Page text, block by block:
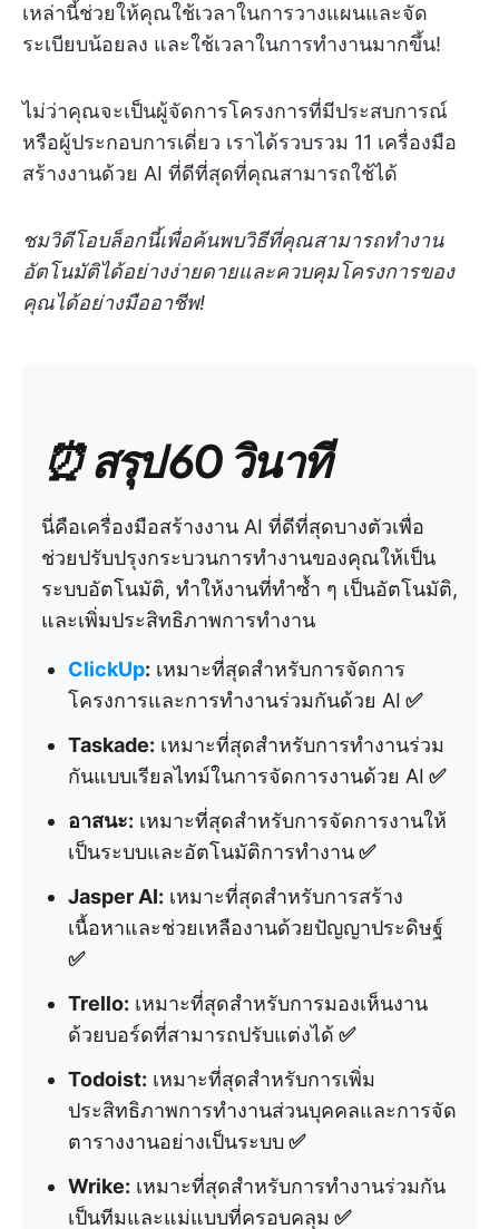
เหล่านี้ช่วยให้คุณใช้เวลาในการวางแผนและจัด
ระเบียบน้อยลง และใช้เวลาในการทำงานมากขึ้น!
ไม่ว่าคุณจะเป็นผู้จัดการโครงการที่มีประสบการณ์
หรือผู้ประกอบการเดี่ยว เราได้รวบรวม 11 เครื่องมือ
สร้างงานด้วย AI ที่ดีที่สุดที่คุณสามารถใช้ได้
ชมวิดีโอบล็อกนี้เพื่อค้นพบวิธีที่คุณสามารถทำงาน
อัตโนมัติได้อย่างง่ายดายและควบคุมโครงการของ
คุณได้อย่างมืออาชีพ!
⏰ สรุป 60 วินาที
นี่คือเครื่องมือสร้างงาน AI ที่ดีที่สุดบางตัวเพื่อ
ช่วยปรับปรุงกระบวนการทำงานของคุณให้เป็น
ระบบอัตโนมัติ, ทำให้งานที่ทำซ้ำ ๆ เป็นอัตโนมัติ,
และเพิ่มประสิทธิภาพการทำงาน
ClickUp: เหมาะที่สุดสำหรับการจัดการ
โครงการและการทำงานร่วมกันด้วย AI ✅
Taskade: เหมาะที่สุดสำหรับการทำงานร่วม
กันแบบเรียลไทม์ในการจัดการงานด้วย AI ✅
อาสนะ: เหมาะที่สุดสำหรับการจัดการงานให้
เป็นระบบและอัตโนมัติการทำงาน✅
Jasper AI: เหมาะที่สุดสำหรับการสร้าง
เนื้อหาและช่วยเหลืองานด้วยปัญญาประดิษฐ์
✅
Trello: เหมาะที่สุดสำหรับการมองเห็นงาน
ด้วยบอร์ดที่สามารถปรับแต่งได้ ✅
Todoist: เหมาะที่สุดสำหรับการเพิ่ม
ประสิทธิภาพการทำงานส่วนบุคคลและการจัด
ตารางงานอย่างเป็นระบบ✅
Wrike: เหมาะที่สุดสำหรับการทำงานร่วมกัน
เป็นทีมและแม่แบบที่ครอบคลุม ✅